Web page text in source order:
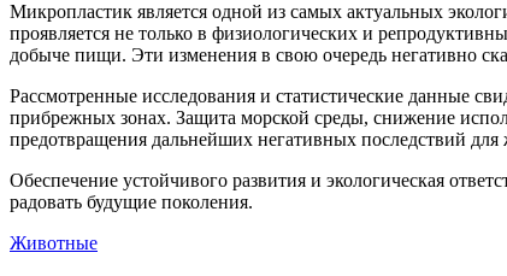
Микропластик является одной из самых актуальных
проявляется не только в физиологических и
добыче пищи. Эти изменения в свою очередь негативно
Рассмотренные исследования и статистические данные
прибрежных зонах. Защита морской среды, снижение
предотвращения дальнейших негативных последствий
Обеспечение устойчивого развития и экологическая
радовать будущие поколения.
Животные